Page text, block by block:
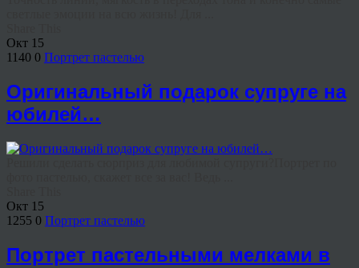
Окт 15
1140 0 Портрет пастелью
Оригинальный подарок супруге на
юбилей…
Окт 15
1255 0 Портрет пастелью
Портрет пастельными мелками в